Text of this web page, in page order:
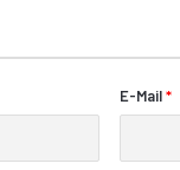
E-Mail *